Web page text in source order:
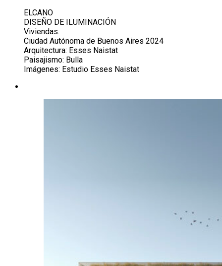
ELCANO
DISEÑO DE ILUMINACIÓN
Viviendas.
Ciudad Autónoma de Buenos Aires 2024
Arquitectura: Esses Naistat
Paisajismo: Bulla
Imágenes: Estudio Esses Naistat